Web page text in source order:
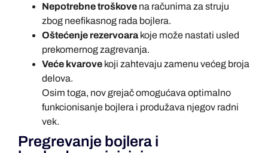
Nepotrebne troškove na računima za struju
zbog neefikasnog rada bojlera.
Oštećenje rezervoarakoje može nastati usled
prekomernog zagrevanja.
Veće kvarove koji zahtevaju zamenu većeg broja
delova.
Osim toga, nov grejač omogućava optimalno
funkcionisanje bojlera i produžava njegov radni
vek.
Pregrevanje bojlera i